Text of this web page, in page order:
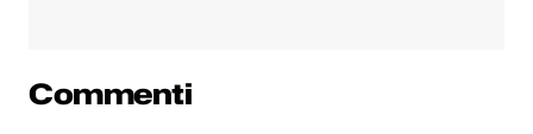
Commenti